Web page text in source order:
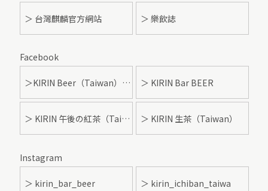
＞ 台灣麒麟官方網站 ＞ 樂飲誌
Facebook
＞KIRIN Beer（Taiwan）- 麒麟啤酒 ＞ KIRIN Bar BEER
＞ KIRIN 午後の紅茶（Taiwan） ＞ KIRIN 生茶（Taiwan）
Instagram
＞ kirin_bar_beer ＞ kirin_ichiban_taiwa